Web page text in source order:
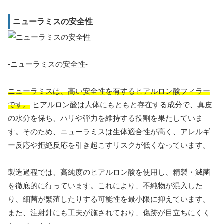
ニューラミスの安全性
-ニューラミスの安全性-
ニューラミスは、高い安全性を有するヒアルロン酸フィラー
です。 ヒアルロン酸は人体にもともと存在する成分で、真皮
の水分を保ち、ハリや弾力を維持する役割を果たしていま
す。そのため、ニューラミスは生体適合性が高く、アレルギ
ー反応や拒絶反応を引き起こすリスクが低くなっています。
製造過程では、高純度のヒアルロン酸を使用し、精製・滅菌
を徹底的に行っています。これにより、不純物が混入した
り、細菌が繁殖したりする可能性を最小限に抑えています。
また、注射針にも工夫が施されており、傷跡が目立ちにくく